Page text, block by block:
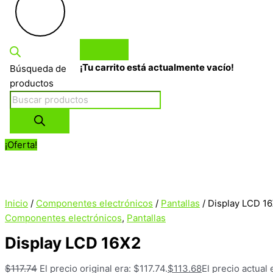
Búsqueda de
productos
¡Tu carrito está actualmente vacío!
¡Oferta!
Inicio / Componentes electrónicos / Pantallas / Display LCD
Componentes electrónicos, Pantallas
Display LCD 16X2
$117.74 El precio original era: $117.74.$113.68El precio actual